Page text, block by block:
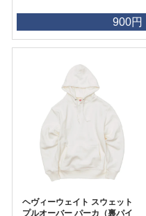
900円
ヘヴィーウェイト スウェット
プルオーバー パーカ（裏パイ